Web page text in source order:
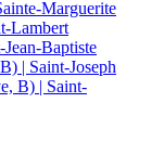
Marguerite
Lambert
Baptiste
| Saint-Joseph
B) | Saint-